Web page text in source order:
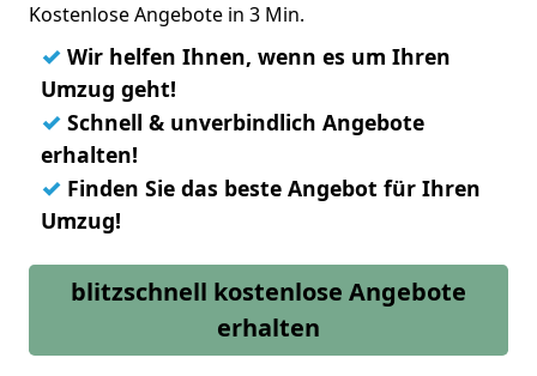
Kostenlose Angebote in 3 Min.
✓ Wir helfen Ihnen, wenn es um Ihren
Umzug geht!
✓ Schnell & unverbindlich Angebote
erhalten!
✓ Finden Sie das beste Angebot für Ihren
Umzug!
blitzschnell kostenlose Angebote
erhalten